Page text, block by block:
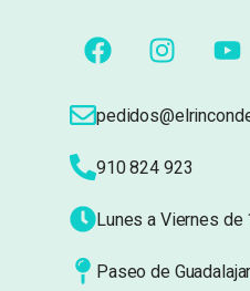
910 824 923
Lunes a Viernes de
Paseo de